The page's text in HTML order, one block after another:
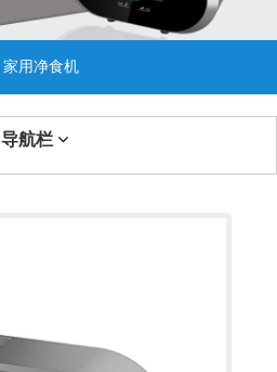
家用净食机
导航栏